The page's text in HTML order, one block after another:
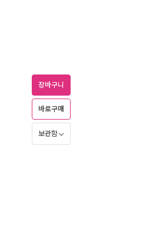
장바구니
바로구매
보관함